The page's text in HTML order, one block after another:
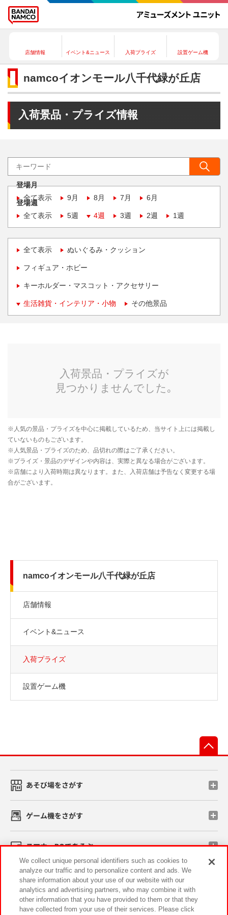
店舗情報 イベント&ニュース 入荷プライズ 設置ゲーム機
namcoイオンモール八千代緑が丘店
入荷景品・プライズ情報
登場月
全て表示
9月 8月 7月 6月
登場週
全て表示
5週 4週 3週 2週 1週
全て表示 ぬいぐるみ・クッション
フィギュア・ホビー
キーホルダー・マスコット・アクセサリー
生活雑貨・インテリア・小物 その他景品
namcoイオンモール八千代緑が丘店
店舗情報
イベント&ニュース
入荷プライズ
設置ゲーム機
あそび場をさがす
ゲーム機をさがす
スマホ・PCであそぶ
イベント・キャンペーン
We collect unique personal identifiers such as cookies to
analyze our traffic and to personalize content and ads. We
share information about your use of our website with our
analytics and advertising partners, who may combine it with
other information that you have provided to them or that they
have collected from your use of their services. Please click